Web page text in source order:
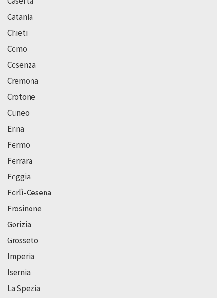
Catania
Chieti
Como
Cosenza
Cremona
Crotone
Cuneo
Enna
Fermo
Ferrara
Foggia
Forlì-Cesena
Frosinone
Gorizia
Grosseto
Imperia
Isernia
La Spezia